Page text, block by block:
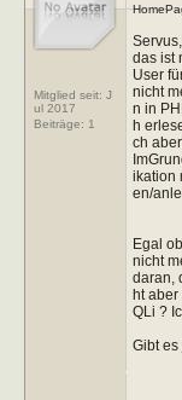
Mitglied seit: J
ul 2017
Beiträge: 1
Servus,
das ist
User
nicht
n in
h
ch
ikation
en/
Egal
nicht
daran,
ht aber
QLi ?
Gibt